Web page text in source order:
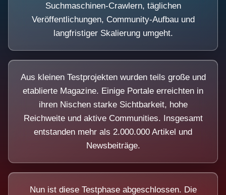
Suchmaschinen-Crawlern, täglichen
Veröffentlichungen, Community-Aufbau und
langfristiger Skalierung umgeht.
Aus kleinen Testprojekten wurden teils große und
etablierte Magazine. Einige Portale erreichten in
ihren Nischen starke Sichtbarkeit, hohe
Reichweite und aktive Communities. Insgesamt
entstanden mehr als 2.000.000 Artikel und
Newsbeiträge.
Nun ist diese Testphase abgeschlossen. Die